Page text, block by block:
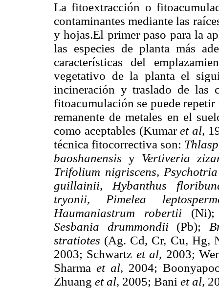
La fitoextracción o
contaminantes mediante las
y hojas.El primer paso para la
las especies de planta más
características del
vegetativo de la planta el
incineración y traslado de las
fitoacumulación se puede
remanente de metales en el
como aceptables (Kumaret al,
técnica fitocorrectiva son:
baoshanensis y Vertiveria
Trifolium nigriscens,
guillainii, Hybanthus
tryonii, Pimelea
Haumaniastrum robertii
Sesbania drummondii(Pb);
stratiotes (Ag. Cd, Cr, Cu, Hg,
2003; Schwartz et al, 2003;
Sharmaet al, 2004;
Zhuang et al, 2005; Bani et al,